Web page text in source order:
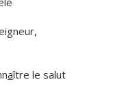
aître le salut